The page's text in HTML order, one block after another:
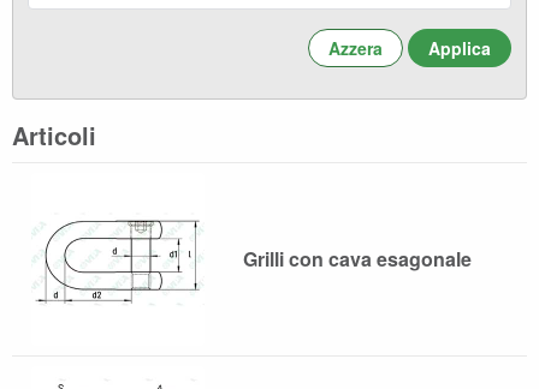
Azzera
Articoli
Grilli con cava esagonale